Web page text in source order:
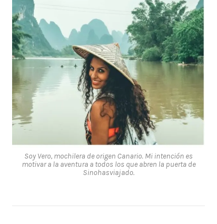
Soy Vero, mochilera de origen Canario. Mi intención es
motivar a la aventura a todos los que abren la puerta de
Sinohasviajado.